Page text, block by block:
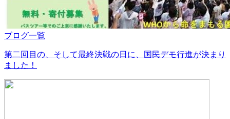
ブログ一覧
第二回目の、そして最終決戦の日に、国民デモ行進が決まり
ました！